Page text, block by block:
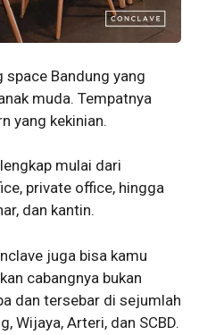
Bandung yang
muda. Tempatnya
yang kekinian.
mulai dari
private office, hingga
dan kantin.
juga bisa kamu
cabangnya bukan
dan tersebar di sejumlah
Wijaya, Arteri, dan SCBD.